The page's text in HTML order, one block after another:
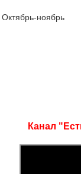
Октябрь-ноябрь
Канал